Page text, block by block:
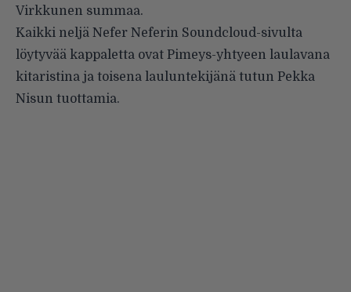
Virkkunen summaa.
Kaikki neljä Nefer Neferin Soundcloud-sivulta
löytyvää kappaletta ovat Pimeys-yhtyeen laulavana
kitaristina ja toisena lauluntekijänä tutun Pekka
Nisun tuottamia.